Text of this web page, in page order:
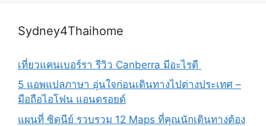
Sydney4Thaihome
เที่ยวแคนเบอร์รา รีวิว Canberra มีอะไรดี
5 แอพแปลภาษา อุ่นใจก่อนเดินทางไปต่างประเทศ –
มือถือไอโฟน แอนดรอยด์
แผนที่ ซิดนีย์ รวบรวม 12 Maps ที่คุณนักเดินทางต้อง